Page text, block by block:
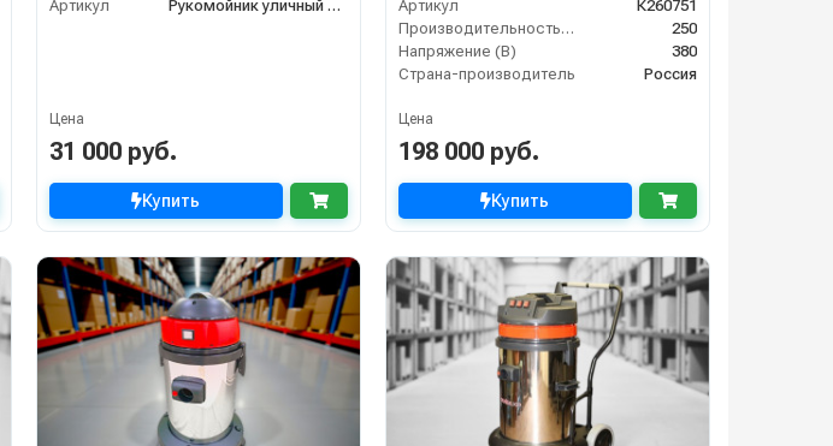
Артикул Рукомойник уличный для автомойки с педалью
Цена
31 000 руб.
Купить
Артикул
К260751
Производительность (л/ч)
250
Напряжение (В)
380
Страна-производитель
Россия
Цена
198 000 руб.
Купить